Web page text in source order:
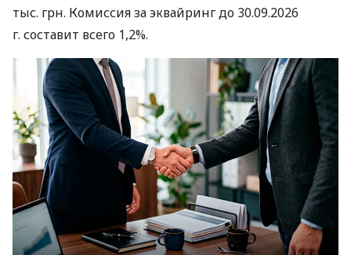
тыс. грн. Комиссия за эквайринг до 30.09.2026
г. составит всего 1,2%.